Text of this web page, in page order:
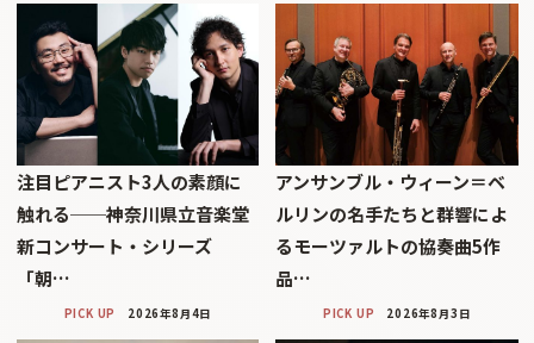
注目ピアニスト3人の素顔に
触れる──神奈川県立音楽堂
新コンサート・シリーズ
「朝…
PICK UP 2026年8月4日
アンサンブル・ウィーン＝ベ
ルリンの名手たちと群響によ
るモーツァルトの協奏曲5作
品…
PICK UP 2026年8月3日